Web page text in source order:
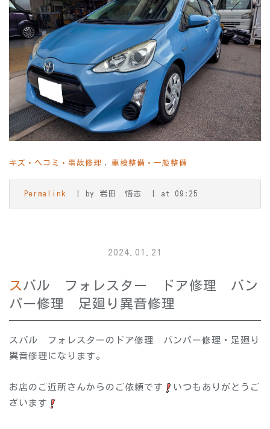
キズ・ヘコミ・事故修理 車検整備・一般整備
Permalink by 岩田 悟志 at 09:25
2024.01.21
スバル フォレスター ドア修理 バン
パー修理 足廻り異音修理
スバル フォレスターのドア修理 バンパー修理・足廻り
異音修理になります。
お店のご近所さんからのご依頼です
いつもありがとうご
ざいます